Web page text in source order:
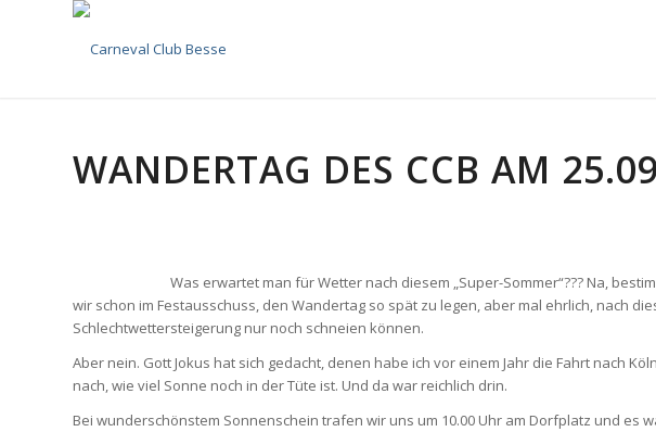
WANDERTAG DES CCB AM
Was erwartet man für Wetter nach diesem „Super-Sommer“??? Na,
wir schon im Festausschuss, den Wandertag so spät zu legen, aber mal ehrlich, nach
Schlechtwettersteigerung nur noch schneien können.
Aber nein. Gott Jokus hat sich gedacht, denen habe ich vor einem Jahr die Fahrt nach
nach, wie viel Sonne noch in der Tüte ist. Und da war reichlich drin.
Bei wunderschönstem Sonnenschein trafen wir uns um 10.00 Uhr am Dorfplatz und es